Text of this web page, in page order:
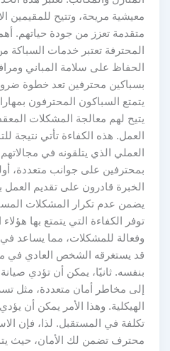
معيشية مريحة، وتتيح للمقيمين
متقدمة تعزز من جودة حياتهم.
المحترفة تعتبر خدمات السباكة
الحفاظ على سلامة المباني
بسباكين محترفين تعد خطوة
يتمتع السباكون المحترفون
يتيح لهم معالجة المشكلات
العمل. هذه الكفاءة تأتي نتيجة
العملي الذي يتلقونه في
بمحترفين على جوانب متعددة،
الخبرة قادرون على تقديم العمل
يضمن عدم تكرار المشكلات
توفر الكفاءة التي يتمتع بها
وفعالة للمشكلات، مما يساعد
قد يستغرقه الشخص العادي في
بنفسه. ثانيًا، يمكن أن تؤدي
إلى مخاطر أمان متعددة، مثل
الهيكلية. وهذا الأمر يمكن أن
تكلفة في المستقبل. لذا، فإن
محترف تضمن لك الأمان، حيث